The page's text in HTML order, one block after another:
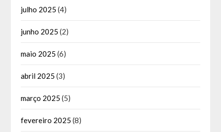
julho 2025 (4)
junho 2025 (2)
maio 2025 (6)
abril 2025 (3)
março 2025 (5)
fevereiro 2025 (8)